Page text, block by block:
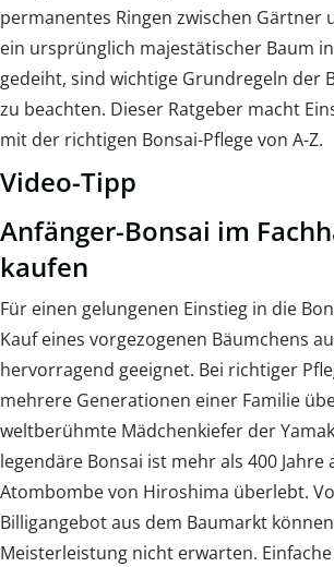
permanentes Ringen zwischen Gärtner
ein ursprünglich majestätischer Baum
gedeiht, sind wichtige Grundregeln der
zu beachten. Dieser Ratgeber macht
mit der richtigen Bonsai-Pflege von A-Z.
Video-Tipp
Anfänger-Bonsai im
kaufen
Für einen gelungenen Einstieg in die
Kauf eines vorgezogenen Bäumchens
hervorragend geeignet. Bei richtiger
mehrere Generationen einer Familie
weltberühmte Mädchenkiefer der
legendäre Bonsai ist mehr als 400
Atombombe von Hiroshima überlebt.
Billigangebot aus dem Baumarkt
Meisterleistung nicht erwarten.